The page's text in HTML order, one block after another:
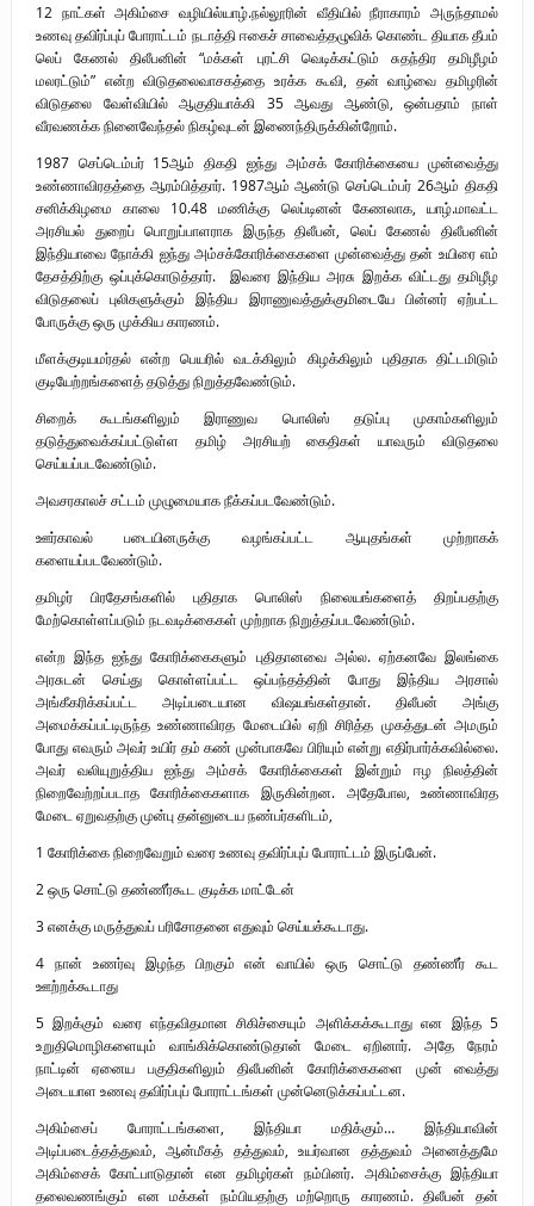
12 நாட்கள் அகிம்சை வழியில்யாழ்.நல்லூரின் வீதியில் நீராகாரம் அருந்தாமல்
உணவு தவிர்ப்புப் போராட்டம் நடாத்தி ஈகைச் சாவைத்தழுவிக் கொண்ட தியாக தீபம்
லெப் கேணல் திலீபனின் “மக்கள் புரட்சி வெடிக்கட்டும் சுதந்திர தமிழீழம்
மலரட்டும்” என்ற விடுதலைவாசகத்தை உரக்க கூவி, தன் வாழ்வை தமிழரின்
விடுதலை வேள்வியில் ஆகுதியாக்கி 35 ஆவது ஆண்டு, ஒன்பதாம் நாள்
வீரவணக்க நினைவேந்தல் நிகழ்வுடன் இணைந்திருக்கின்றோம்.
1987 செப்டெம்பர் 15ஆம் திகதி ஐந்து அம்சக் கோரிக்கையை முன்வைத்து
உண்ணாவிரதத்தை ஆரம்பித்தார். 1987ஆம் ஆண்டு செப்டெம்பர் 26ஆம் திகதி
சனிக்கிழமை காலை 10.48 மணிக்கு லெப்டினன் கேணலாக, யாழ்.மாவட்ட
அரசியல் துறைப் பொறுப்பாளராக இருந்த திலீபன், லெப் கேணல் திலீபனின்
இந்தியாவை நோக்கி ஐந்து அம்சக்கோரிக்கைகளை முன்வைத்து தன் உயிரை எம்
தேசத்திற்கு ஒப்புக்கொடுத்தார். இவரை இந்திய அரசு இறக்க விட்டது தமிழீழ
விடுதலைப் புலிகளுக்கும் இந்திய இராணுவத்துக்குமிடையே பின்னர் ஏற்பட்ட
போருக்கு ஒரு முக்கிய காரணம்.
மீளக்குடியமர்தல் என்ற பெயரில் வடக்கிலும் கிழக்கிலும் புதிதாக திட்டமிடும்
குடியேற்றங்களைத் தடுத்து நிறுத்தவேண்டும்.
சிறைக் கூடங்களிலும் இராணுவ பொலிஸ் தடுப்பு முகாம்களிலும்
தடுத்துவைக்கப்பட்டுள்ள தமிழ் அரசியற் கைதிகள் யாவரும் விடுதலை
செய்யப்படவேண்டும்.
அவசரகாலச் சட்டம் முழுமையாக நீக்கப்படவேண்டும்.
ஊர்காவல் படையினருக்கு வழங்கப்பட்ட ஆயுதங்கள் முற்றாகக்
களையப்படவேண்டும்.
தமிழர் பிரதேசங்களில் புதிதாக பொலிஸ் நிலையங்களைத் திறப்பதற்கு
மேற்கொள்ளப்படும் நடவடிக்கைகள் முற்றாக நிறுத்தப்படவேண்டும்.
என்ற இந்த ஐந்து கோரிக்கைகளும் புதிதானவை அல்ல. ஏற்கனவே இலங்கை
அரசுடன் செய்து கொள்ளப்பட்ட ஒப்பந்தத்தின் போது இந்திய அரசால்
அங்கீகரிக்கப்பட்ட அடிப்படையான விஷயங்கள்தான். திலீபன் அங்கு
அமைக்கப்பட்டிருந்த உண்ணாவிரத மேடையில் ஏறி சிரித்த முகத்துடன் அமரும்
போது எவரும் அவர் உயிர் தம் கண் முன்பாகவே பிரியும் என்று எதிர்பார்க்கவில்லை.
அவர் வலியுறுத்திய ஐந்து அம்சக் கோரிக்கைகள் இன்றும் ஈழ நிலத்தின்
நிறைவேற்றப்படாத கோரிக்கைகளாக இருகின்றன. அதேபோல, உண்ணாவிரத
மேடை ஏறுவதற்கு முன்பு தன்னுடைய நண்பர்களிடம்,
1 கோரிக்கை நிறைவேறும் வரை உணவு தவிர்ப்புப் போராட்டம் இருப்பேன்.
2 ஒரு சொட்டு தண்ணீர்கூட குடிக்க மாட்டேன்
3 எனக்கு மருத்துவப் பரிசோதனை எதுவும் செய்யக்கூடாது.
4 நான் உணர்வு இழந்த பிறகும் என் வாயில் ஒரு சொட்டு தண்ணீர் கூட
ஊற்றக்கூடாது
5 இறக்கும் வரை எந்தவிதமான சிகிச்சையும் அளிக்கக்கூடாது என இந்த 5
உறுதிமொழிகளையும் வாங்கிக்கொண்டுதான் மேடை ஏறினார். அதே நேரம்
நாட்டின் ஏனைய பகுதிகளிலும் திலீபனின் கோரிக்கைகளை முன் வைத்து
அடையாள உணவு தவிர்ப்புப் போராட்டங்கள் முன்னெடுக்கப்பட்டன.
அகிம்சைப் போராட்டங்களை, இந்தியா மதிக்கும்… இந்தியாவின்
அடிப்படைத்தத்துவம், ஆன்மீகத் தத்துவம், உயர்வான தத்துவம் அனைத்துமே
அகிம்சைக் கோட்பாடுதான் என தமிழர்கள் நம்பினர். அகிம்சைக்கு இந்தியா
தலைவணங்கும் என மக்கள் நம்பியதற்கு மற்றொரு காரணம். திலீபன் தன்